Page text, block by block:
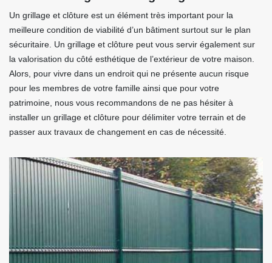
Un grillage et clôture est un élément très important pour la
meilleure condition de viabilité d’un bâtiment surtout sur le plan
sécuritaire. Un grillage et clôture peut vous servir également sur
la valorisation du côté esthétique de l’extérieur de votre maison.
Alors, pour vivre dans un endroit qui ne présente aucun risque
pour les membres de votre famille ainsi que pour votre
patrimoine, nous vous recommandons de ne pas hésiter à
installer un grillage et clôture pour délimiter votre terrain et de
passer aux travaux de changement en cas de nécessité.